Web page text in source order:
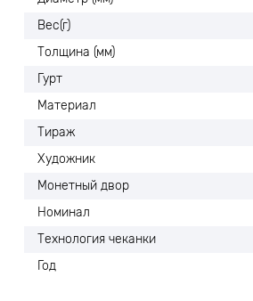
Вес(г)
Толщина (мм)
Гурт
Материал
Тираж
Художник
Монетный двор
Номинал
Технология чеканки
Год